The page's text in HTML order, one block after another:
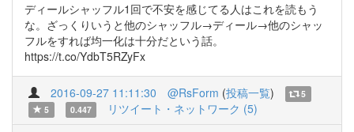
ディールシャッフル1回で不安を感じてる人はこれを読もう
な。ざっくりいうと他のシャッフル→ディール→他のシャッ
フルをすれば均一化は十分だという話。
https://t.co/YdbT5RZyFx
2016-09-27 11:11:30 @RsForm (投稿一覧)
5
5
0.447 リツイート・ネットワーク (5)